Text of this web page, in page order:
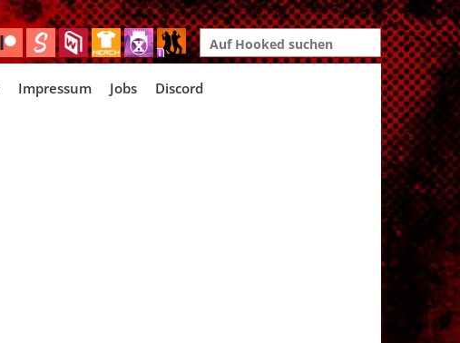
Search
for:
Impressum Jobs Discord